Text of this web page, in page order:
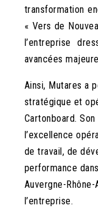
transformation
« Vers de
l’entreprise
avancées
Ainsi, Mutares a
stratégique et
Cartonboard.
l’excellence
de travail, de
performance
Auvergne-
l’entreprise.